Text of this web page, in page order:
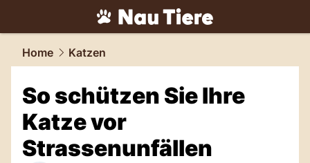
tiere.NAU.ch
Home Katzen
So schützen Sie Ihre
Katze vor
Strassenunfällen